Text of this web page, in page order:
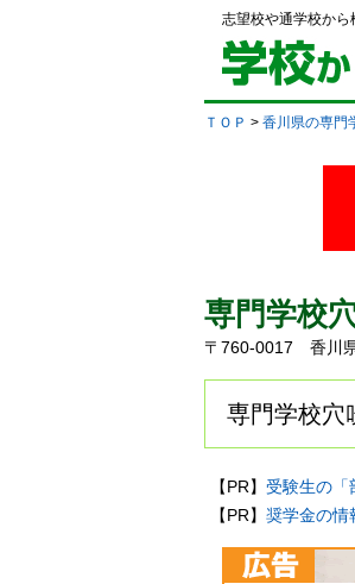
志望校や通学校から
ＴＯＰ > 香川県の専門
専門学校
〒760-0017 香川
専門学校穴
【PR】 受験生の「
【PR】 奨学金の情